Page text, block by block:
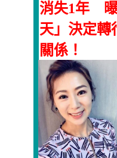
消失1年
天」決定轉
關係！